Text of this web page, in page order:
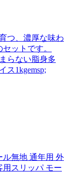
つ、濃厚な味わ
ットです。
らない脂身多
ス1kgemsp;
ル無地 通年用 外
用スリッパ モー